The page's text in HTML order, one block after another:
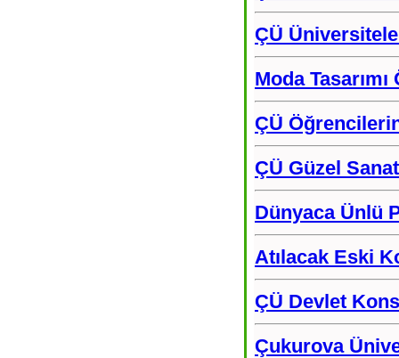
ÇÜ
Moda
ÇÜ
ÇÜ Güzel
Dünyaca Ünlü
Atılacak Eski
ÇÜ Devlet
Çukurova